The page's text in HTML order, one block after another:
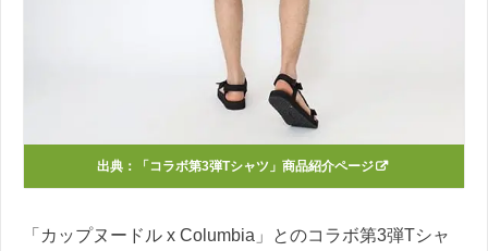
出典： 「コラボ第3弾Tシャツ」商品紹介ページ
「カップヌードル x Columbia」とのコラボ第3弾Tシャ